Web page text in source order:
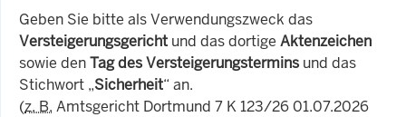
Geben Sie bitte als Verwendungszweck das
Versteigerungsgericht und das dortige Aktenzeichen
sowie denTag des Versteigerungstermins und das
Stichwort „Sicherheit“ an.
(z. B. Amtsgericht Dortmund 7 K 123/26 01.07.2026